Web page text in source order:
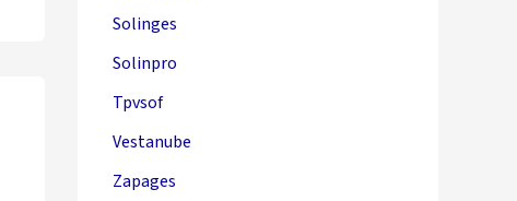
Solinges
Solinpro
Tpvsof
Vestanube
Zapages